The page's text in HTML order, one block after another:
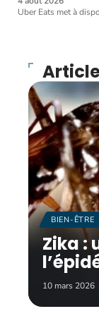
Uber Eats met à
BIEN-ÊTRE
Zika :
10 mars 2026